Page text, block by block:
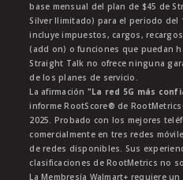
base mensual del plan de $45 de
Silver Ilimitado) para el periodo del
incluye impuestos, cargos,
(add on) o funciones que puedan
Straight Talk no ofrece ninguna
de los planes de servicio.
La afirmación "La red 5G más
informe RootScore® de
2025. Probado con los mejores
comercialmente en tres redes
de redes disponibles. Sus
clasificaciones de RootMetrics no
La Membresía Walmart+ requiere